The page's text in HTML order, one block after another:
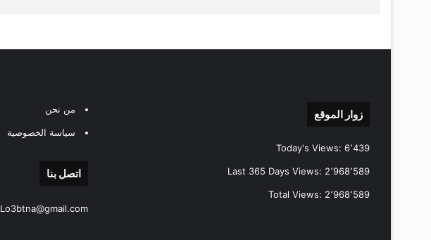
زوار الموقع
Today's Views: 6٬439
Last 365 Days Views: 2٬968٬589
Total Views: 2٬968٬589
من نحن
سياسة الخصوصية
اتصل بنا
Lo3btna@gmail.com